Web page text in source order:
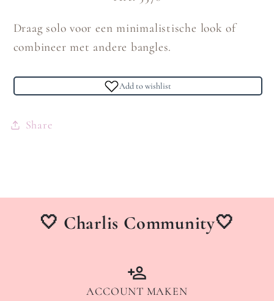
Draag solo voor een minimalistische look of
combineer met andere bangles.
Add to wishlist
Share
🤍 Charlis Community🤍
ACCOUNT MAKEN